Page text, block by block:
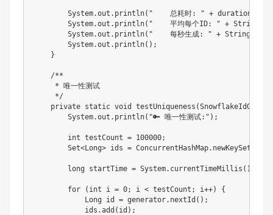
System.out.println("    总耗时: " + duration +
System.out.println("    平均每个ID: " +
System.out.println("    每秒生成: " +
        System.out.println();
    }
    /**
     * 唯一性测试
     */
private static void
        System.out.println("🔑 唯一性测试:");
        int testCount = 100000;
        Set<Long> ids = ConcurrentHashMap.newKeySet();
        long startTime = System.currentTimeMillis();
        for (int i = 0; i < testCount; i++) {
            Long id = generator.nextId();
            ids.add(id);